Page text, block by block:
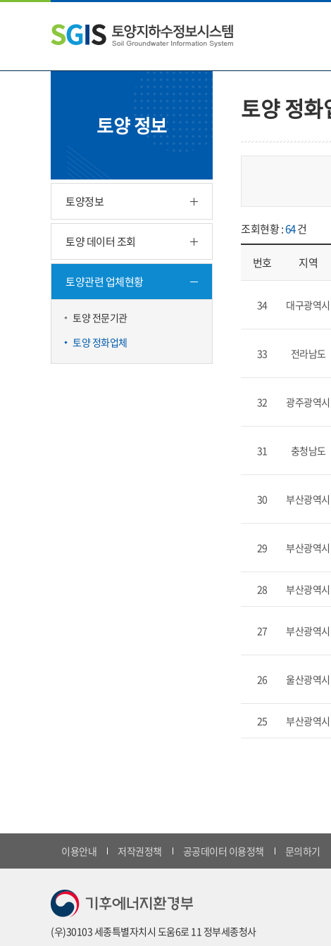
토양 정보
토양정보
토양 데이터 조회
토양관련 업체현황
토양 전문기관
토양 정화업체
토양 정화
조회현황 :64건
번호 지역
34 대구광역시
33 전라남도
32 광주광역시
31 충청남도
30 부산광역시
29 부산광역시
28 부산광역시
27 부산광역시
26 울산광역시
25 부산광역시
이용안내 저작권정책 공공데이터 이용정책 문의하기
(우)30103 세종특별자치시 도움6로 11 정부세종청사